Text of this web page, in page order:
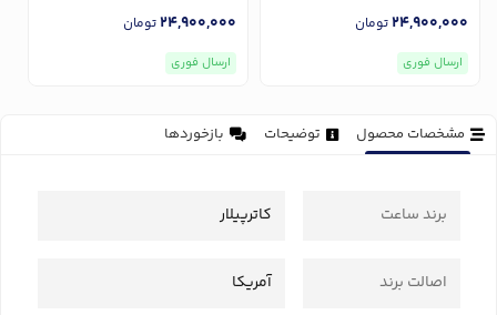
24,900,000تومان
ارسال فوری
24,900,000تومان
ارسال فوری
مشخصات محصول توضیحات بازخوردها
برند ساعت کاترپیلار
اصالت برند آمریکا